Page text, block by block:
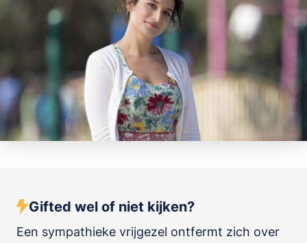
Gifted wel of niet kijken?
Een sympathieke vrijgezel ontfermt zich over